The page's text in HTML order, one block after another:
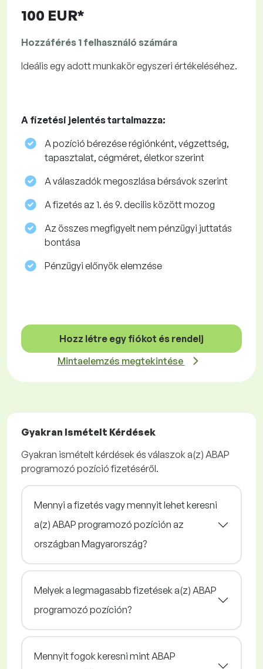
100 EUR*
Hozzáférés 1 felhasználó számára
Ideális egy adott munkakör egyszeri értékeléséhez.
A fizetési jelentés tartalmazza:
A pozíció bérezése régiónként, végzettség,
tapasztalat, cégméret, életkor szerint
A válaszadók megoszlása ​​bérsávok szerint
A fizetés az 1. és 9. decilis között mozog
Az összes megfigyelt nem pénzügyi juttatás
bontása
Pénzügyi előnyök elemzése
Hozz létre egy fiókot és rendelj
Mintaelemzés megtekintése
Gyakran Ismételt Kérdések
Gyakran ismételt kérdések és válaszok a(z) ABAP
programozó pozíció fizetéséről.
Mennyi a fizetés vagy mennyit lehet keresni
a(z) ABAP programozó pozíción az
országban Magyarország?
Melyek a legmagasabb fizetések a(z) ABAP
programozó pozíción?
Mennyit fogok keresni mint ABAP